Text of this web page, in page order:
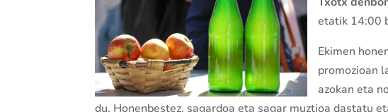
etatik 14:00
Ekimen
promozioan
azokan eta
du. Honenbestez, sagardoa eta sagar muztioa dastatu